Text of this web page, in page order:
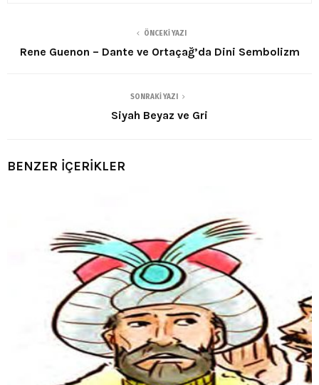
ÖNCEKI YAZI
Rene Guenon – Dante ve Ortaçağ’da Dini Sembolizm
SONRAKI YAZI
Siyah Beyaz ve Gri
BENZER İÇERİKLER